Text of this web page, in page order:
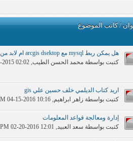
/كاتب الموضوع
هل يمكن ربط mysql مع arcgis dsektop ام لابد من توفر arcgis server
كتبت بواسطة محمد الحسن الطيب‏, 07-16-2015 02:02 AM
اريد كتاب الديلمي خلف حسين علي gis
كتبت بواسطة زاهر ابراهيم
إدارة ومعالجة قواعد المعلومات
كتبت بواسطة سعد العبيد‏, 02-20-2016 12:01 PM